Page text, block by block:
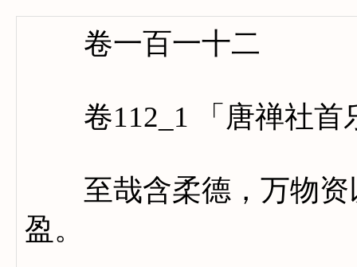
卷一百一十二
卷112_1 「唐禅社首
至哉含柔德，万物资
盈。